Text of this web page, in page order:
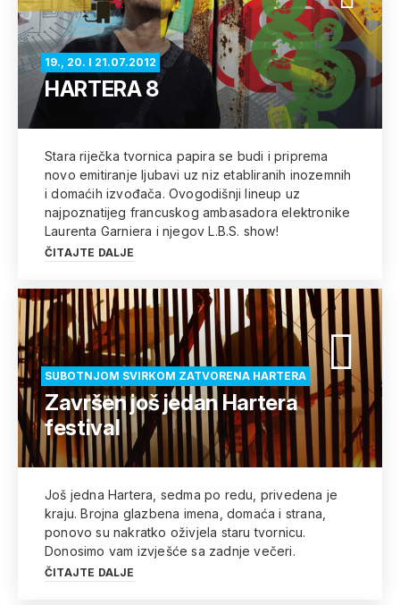
19., 20. I 21.07.2012
HARTERA 8
Stara riječka tvornica papira se budi i priprema
novo emitiranje ljubavi uz niz etabliranih inozemnih
i domaćih izvođača. Ovogodišnji lineup uz
najpoznatijeg francuskog ambasadora elektronike
Laurenta Garniera i njegov L.B.S. show!
ČITAJTE DALJE
SUBOTNJOM SVIRKOM ZATVORENA HARTERA
Završen još jedan Hartera
festival
Još jedna Hartera, sedma po redu, privedena je
kraju. Brojna glazbena imena, domaća i strana,
ponovo su nakratko oživjela staru tvornicu.
Donosimo vam izvješće sa zadnje večeri.
ČITAJTE DALJE